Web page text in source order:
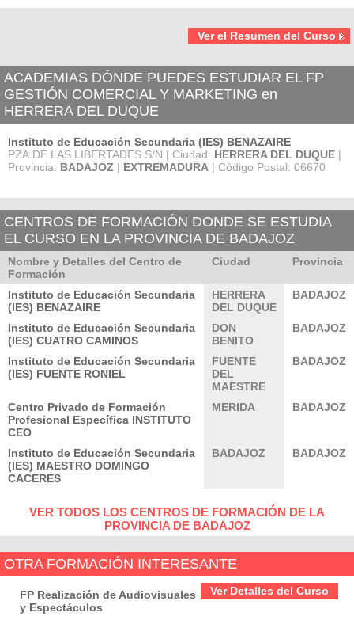
Ver el Resumen del Curso
ACADEMIAS DÓNDE PUEDES ESTUDIAR EL FP
GESTIÓN COMERCIAL Y MARKETING en
HERRERA DEL DUQUE
Instituto de Educación Secundaria (IES) BENAZAIRE
PZA.DE LAS LIBERTADES S/N | Ciudad: HERRERA DEL DUQUE |
Provincia: BADAJOZ | EXTREMADURA | Código Postal: 06670
CENTROS DE FORMACIÓN DONDE SE ESTUDIA
EL CURSO EN LA PROVINCIA DE BADAJOZ
Nombre y Detalles del Centro de
Formación
Ciudad Provincia
Instituto de Educación Secundaria
(IES) BENAZAIRE
HERRERA
DEL DUQUE
BADAJOZ
Instituto de Educación Secundaria
(IES) CUATRO CAMINOS
DON
BENITO
BADAJOZ
Instituto de Educación Secundaria
(IES) FUENTE RONIEL
FUENTE
DEL
MAESTRE
BADAJOZ
Centro Privado de Formación
Profesional Específica INSTITUTO
CEO
MERIDA BADAJOZ
Instituto de Educación Secundaria
(IES) MAESTRO DOMINGO
CACERES
BADAJOZ BADAJOZ
VER TODOS LOS CENTROS DE FORMACIÓN DE LA
PROVINCIA DE BADAJOZ
OTRA FORMACIÓN INTERESANTE
Ver Detalles del Curso
FP Realización de Audiovisuales
y Espectáculos